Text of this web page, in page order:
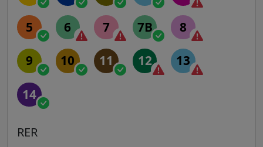
5 6 7 7B 8
9 10 11 12 13
14
RER